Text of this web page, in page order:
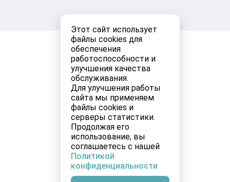
Этот сайт использует
файлы cookies для
обеспечения
работоспособности и
улучшения качества
обслуживания.
Для улучшения работы
сайта мы применяем
файлы cookies и
серверы статистики.
Продолжая его
использование, вы
соглашаетесь с нашей
Политикой
конфиденциальности